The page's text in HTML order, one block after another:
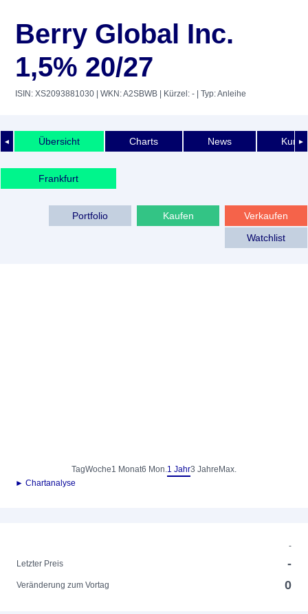
Berry Global Inc.
1,5% 20/27
ISIN: XS2093881030 | WKN: A2SBWB | Kürzel: - | Typ: Anleihe
◄ ►
Übersicht Charts News
Frankfurt
Verkaufen
Kaufen
Portfolio
Watchlist
TagWoche1 Monat6 Mon.1 Jahr3 Jahre Max.
► Chartanalyse
-
Letzter Preis
-
Veränderung zum Vortag 0